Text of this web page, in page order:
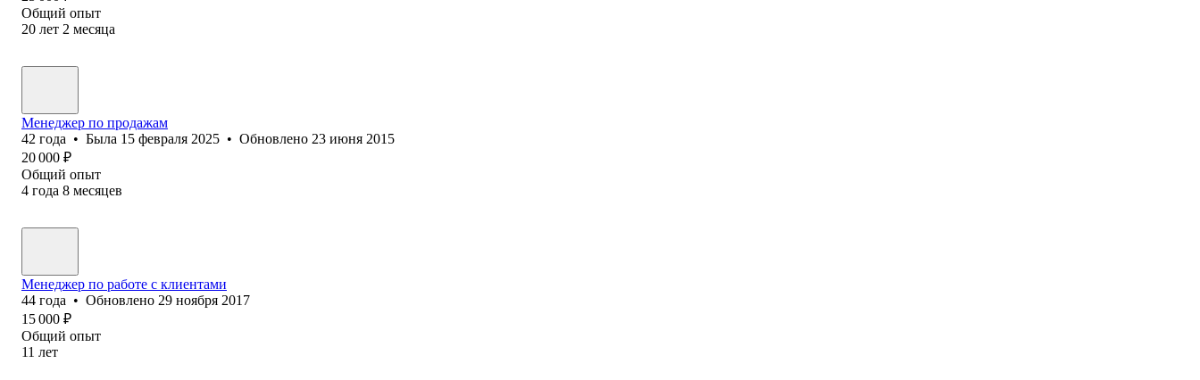
Общий опыт
20 лет 2 месяца
Менеджер по продажам
42 года • Была 15 февраля 2025 • Обновлено 23 июня 2015
20 000 ₽
Общий опыт
4 года 8 месяцев
Менеджер по работе с клиентами
44 года • Обновлено 29 ноября 2017
15 000 ₽
Общий опыт
11 лет